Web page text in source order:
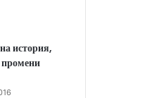
история,
промени